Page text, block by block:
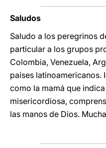
Saludos
Saludo a los peregrinos
particular a los grupos
Colombia, Venezuela,
países latinoamericanos.
como la mamá que
misericordiosa,
las manos de Dios.